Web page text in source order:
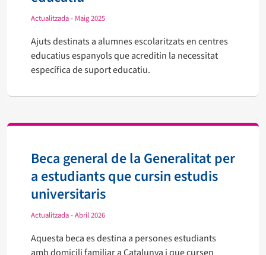
Actualitzada - Maig 2025
Ajuts destinats a alumnes escolaritzats en centres
educatius espanyols que acreditin la necessitat
específica de suport educatiu.
Beca general de la Generalitat per
a estudiants que cursin estudis
universitaris
Actualitzada - Abril 2026
Aquesta beca es destina a persones estudiants